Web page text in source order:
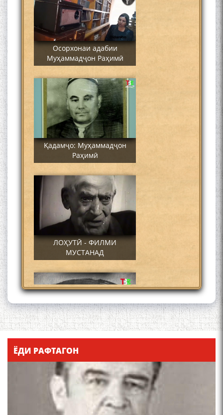
Осорхонаи адабии
Муҳаммадҷон Раҳимӣ
Қадамҷо: Муҳаммадҷон
Раҳимӣ
ЛОҲУТӢ - ФИЛМИ
МУСТАНАД
Қадамҷо - Лоҳутӣ
ЁДИ РАФТАГОН